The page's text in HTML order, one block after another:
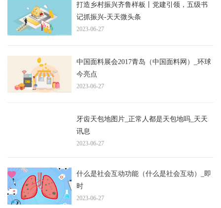
打造乡村振兴齐鲁样板丨党建引领，五级书
记抓振兴-天天微头条
2023-06-27
中国面料展会2017青岛（中国面料网）_环球
今亮点
2023-06-27
牙齿天包地图片_正常人都是天包地吗_天天
讯息
2023-06-27
什么是社会互动功能（什么是社会互动）_即
时
2023-06-27